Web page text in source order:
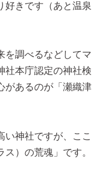
好きです（あと温泉
を調べるなどしてマ
社本庁認定の神社検
があるのが「瀬織津
い神社ですが、ここ
）の荒魂」です。